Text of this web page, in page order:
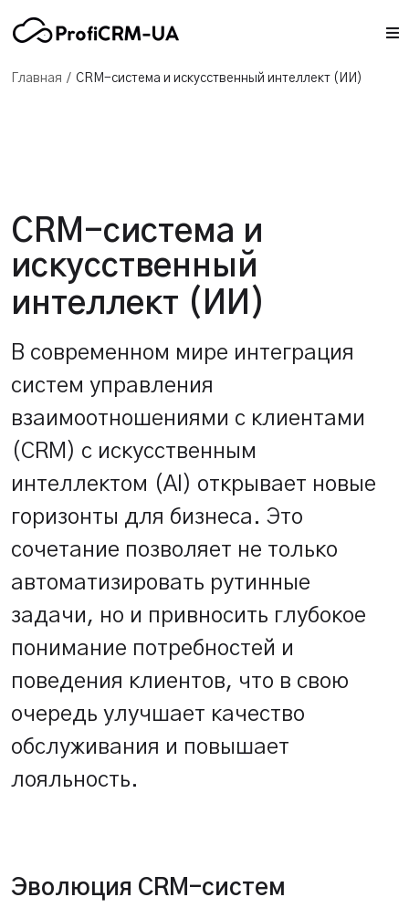
Главная / CRM-система и искусственный интеллект (ИИ)
CRM-система и
искусственный
интеллект (ИИ)
В современном мире интеграция
систем управления
взаимоотношениями с клиентами
(CRM) с искусственным
интеллектом (AI) открывает новые
горизонты для бизнеса. Это
сочетание позволяет не только
автоматизировать рутинные
задачи, но и привносить глубокое
понимание потребностей и
поведения клиентов, что в свою
очередь улучшает качество
обслуживания и повышает
лояльность.
Эволюция CRM-систем